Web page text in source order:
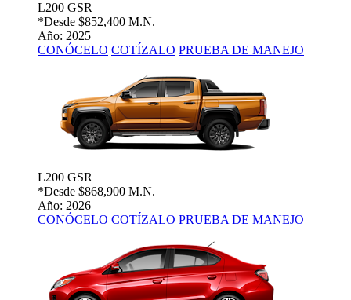
L200 GSR
*Desde $852,400 M.N.
Año: 2025
CONÓCELO COTÍZALO PRUEBA DE MANEJO
L200 GSR
*Desde $868,900 M.N.
Año: 2026
CONÓCELO COTÍZALO PRUEBA DE MANEJO